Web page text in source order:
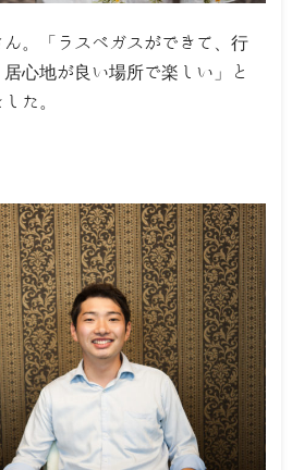
。「ラスベガスができて、行
心地が良い場所で楽しい」と
た。